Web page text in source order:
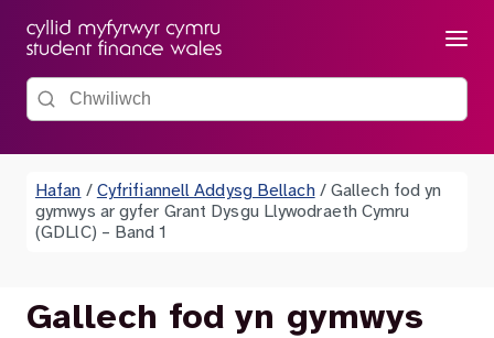
Chwiliwch y wefan
Hafan / Cyfrifiannell Addysg Bellach / Gallech fod yn
gymwys ar gyfer Grant Dysgu Llywodraeth Cymru
(GDLlC) – Band 1
Gallech fod yn gymwys